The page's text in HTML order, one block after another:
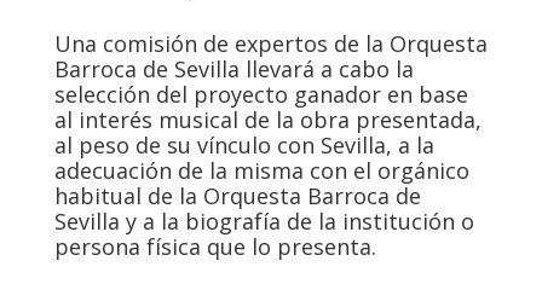
Una comisión de expertos de la Orquesta
Barroca de Sevilla llevará a cabo la
selección del proyecto ganador en base
al interés musical de la obra presentada,
al peso de su vínculo con Sevilla, a la
adecuación de la misma con el orgánico
habitual de la Orquesta Barroca de
Sevilla y a la biografía de la institución o
persona física que lo presenta.